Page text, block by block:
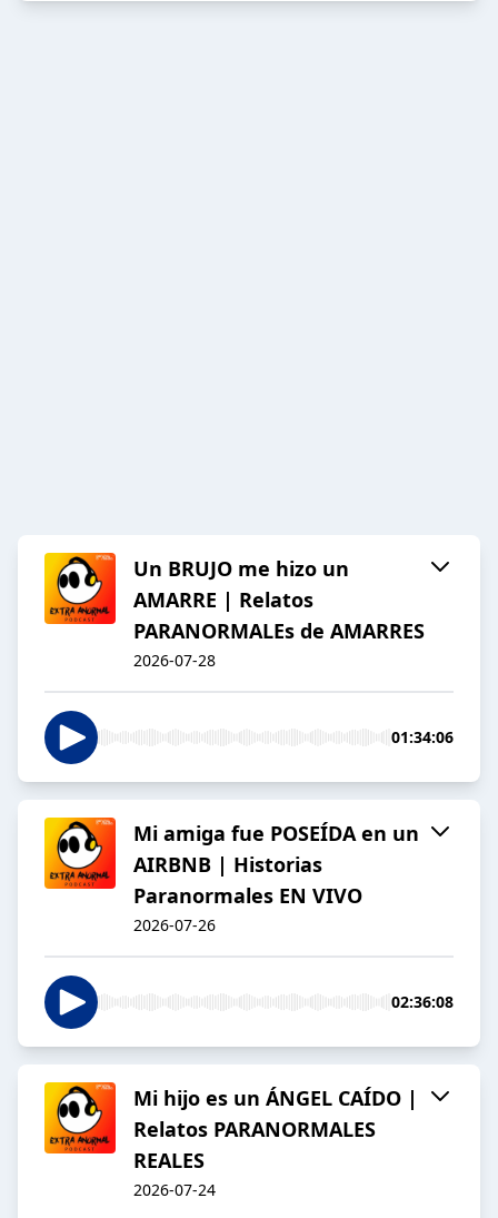
Un BRUJO me hizo un
AMARRE | Relatos
PARANORMALEs de AMARRES
2026-07-28
01:34:06
Mi amiga fue POSEÍDA en un
AIRBNB | Historias
Paranormales EN VIVO
2026-07-26
02:36:08
Mi hijo es un ÁNGEL CAÍDO |
Relatos PARANORMALES
REALES
2026-07-24